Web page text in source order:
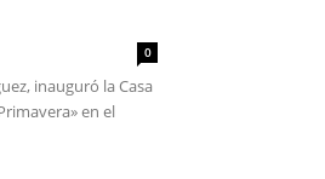
0
inauguró la Casa
en el